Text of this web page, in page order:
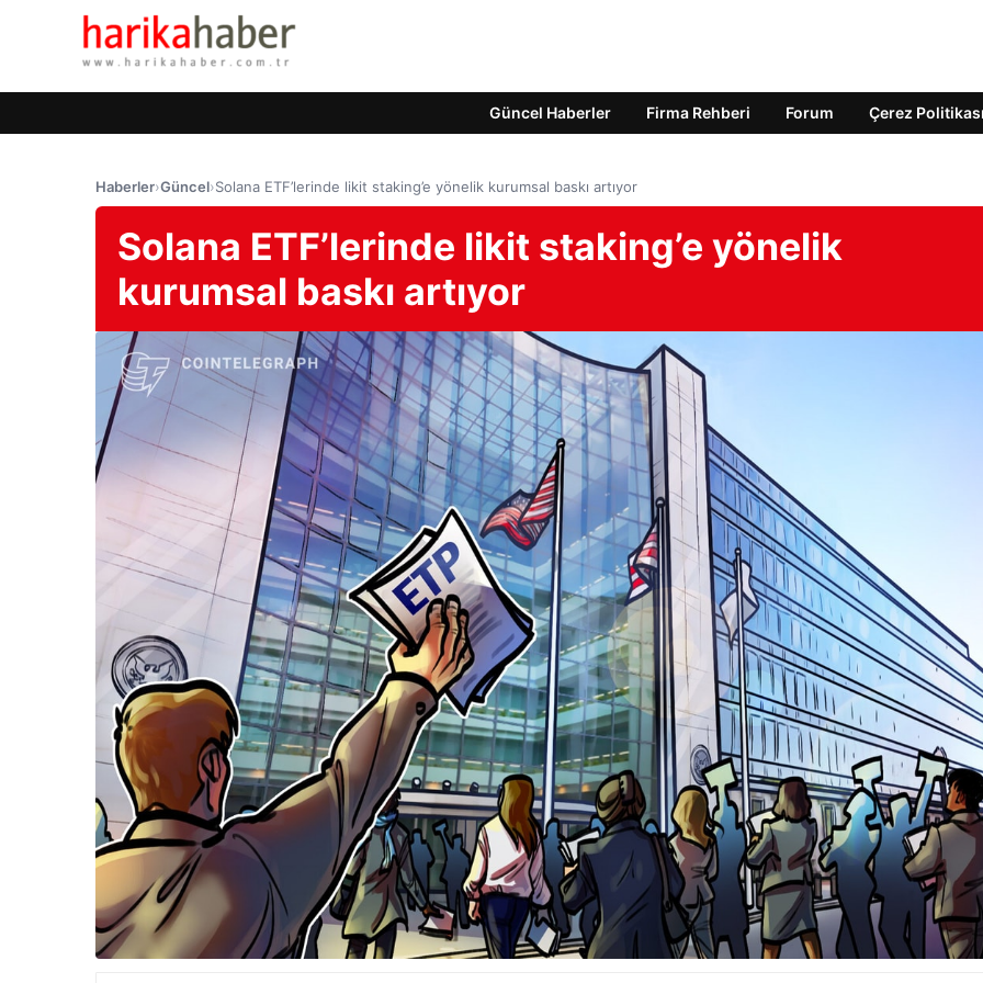
Güncel Haberler Firma Rehberi Forum Çerez Politikası
Haberler›Güncel›Solana ETF’lerinde likit staking’e yönelik kurumsal baskı artıyor
Solana ETF’lerinde likit staking’e yönelik
kurumsal baskı artıyor